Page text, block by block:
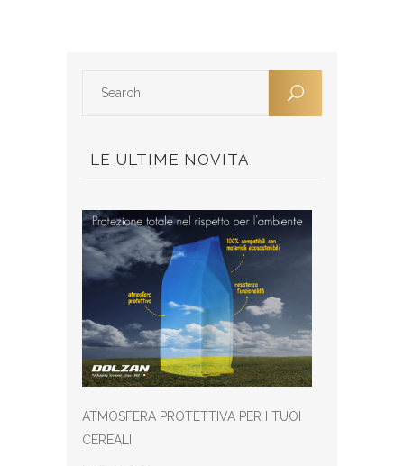
LE ULTIME NOVITÀ
ATMOSFERA PROTETTIVA PER I TUOI
CEREALI